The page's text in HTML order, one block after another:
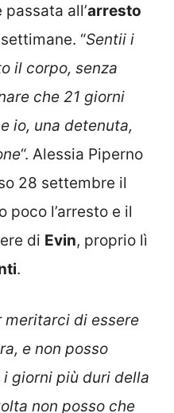
all’arresto
“Sentii i
il corpo, senza
che 21 giorni
io, una detenuta,
“. Alessia Piperno
28 settembre il
poco l’arresto e il
di Evin, proprio lì
.
meritarci di essere
e non posso
giorni più duri della
non posso che